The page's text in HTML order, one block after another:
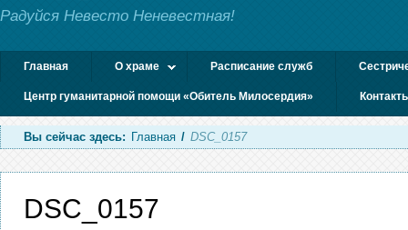
Радуйся Невесто Неневестная!
Главная О храме Расписание служб
Центр гуманитарной помощи «Обитель Милосердия»
Вы сейчас здесь: Главная / DSC_0157
DSC_0157